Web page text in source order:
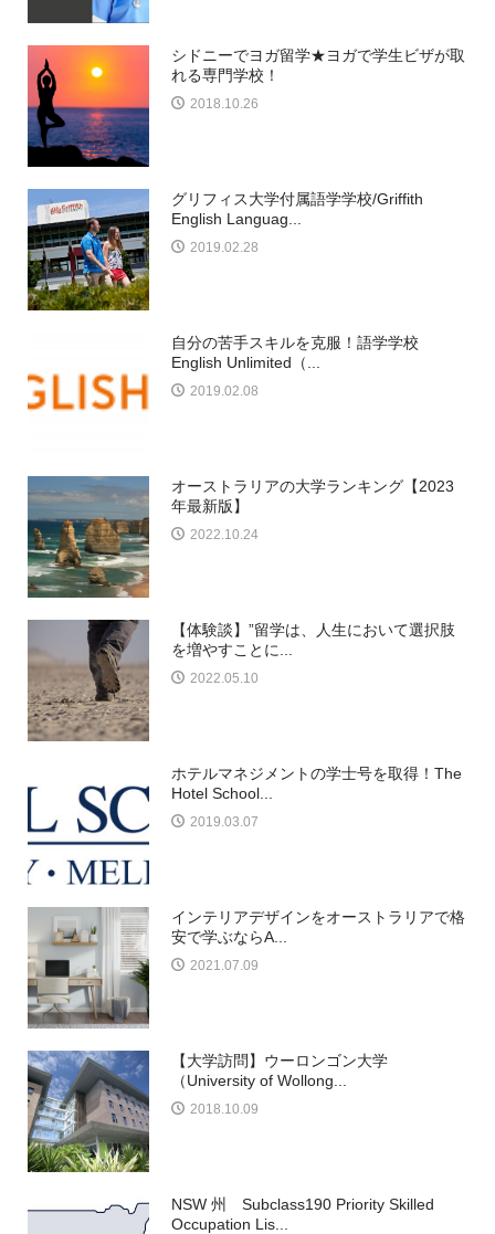
シドニーでヨガ留学★ヨガで学生ビザが取
れる専門学校！
2018.10.26
グリフィス大学付属語学学校/Griffith
English Languag...
2019.02.28
自分の苦手スキルを克服！語学学校
English Unlimited（...
2019.02.08
オーストラリアの大学ランキング【2023
年最新版】
2022.10.24
【体験談】”留学は、人生において選択肢
を増やすことに...
2022.05.10
ホテルマネジメントの学士号を取得！The
Hotel School...
2019.03.07
インテリアデザインをオーストラリアで格
安で学ぶならA...
2021.07.09
【大学訪問】ウーロンゴン大学
（University of Wollong...
2018.10.09
NSW 州 Subclass190 Priority Skilled
Occupation Lis...